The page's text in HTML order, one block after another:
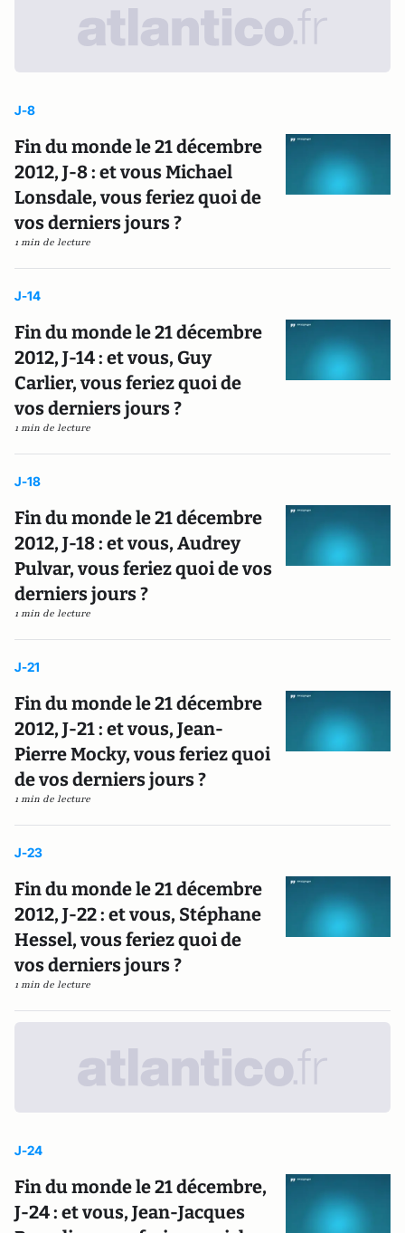
J-8
Fin du monde le 21 décembre
2012, J-8 : et vous Michael
Lonsdale, vous feriez quoi de
vos derniers jours ?
1 min de lecture
J-14
Fin du monde le 21 décembre
2012, J-14 : et vous, Guy
Carlier, vous feriez quoi de
vos derniers jours ?
1 min de lecture
J-18
Fin du monde le 21 décembre
2012, J-18 : et vous, Audrey
Pulvar, vous feriez quoi de vos
derniers jours ?
1 min de lecture
J-21
Fin du monde le 21 décembre
2012, J-21 : et vous, Jean-
Pierre Mocky, vous feriez quoi
de vos derniers jours ?
1 min de lecture
J-23
Fin du monde le 21 décembre
2012, J-22 : et vous, Stéphane
Hessel, vous feriez quoi de
vos derniers jours ?
1 min de lecture
J-24
Fin du monde le 21 décembre,
J-24 : et vous, Jean-Jacques